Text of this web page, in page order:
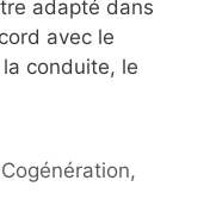
adapté dans
avec le
conduite, le
Cogénération,